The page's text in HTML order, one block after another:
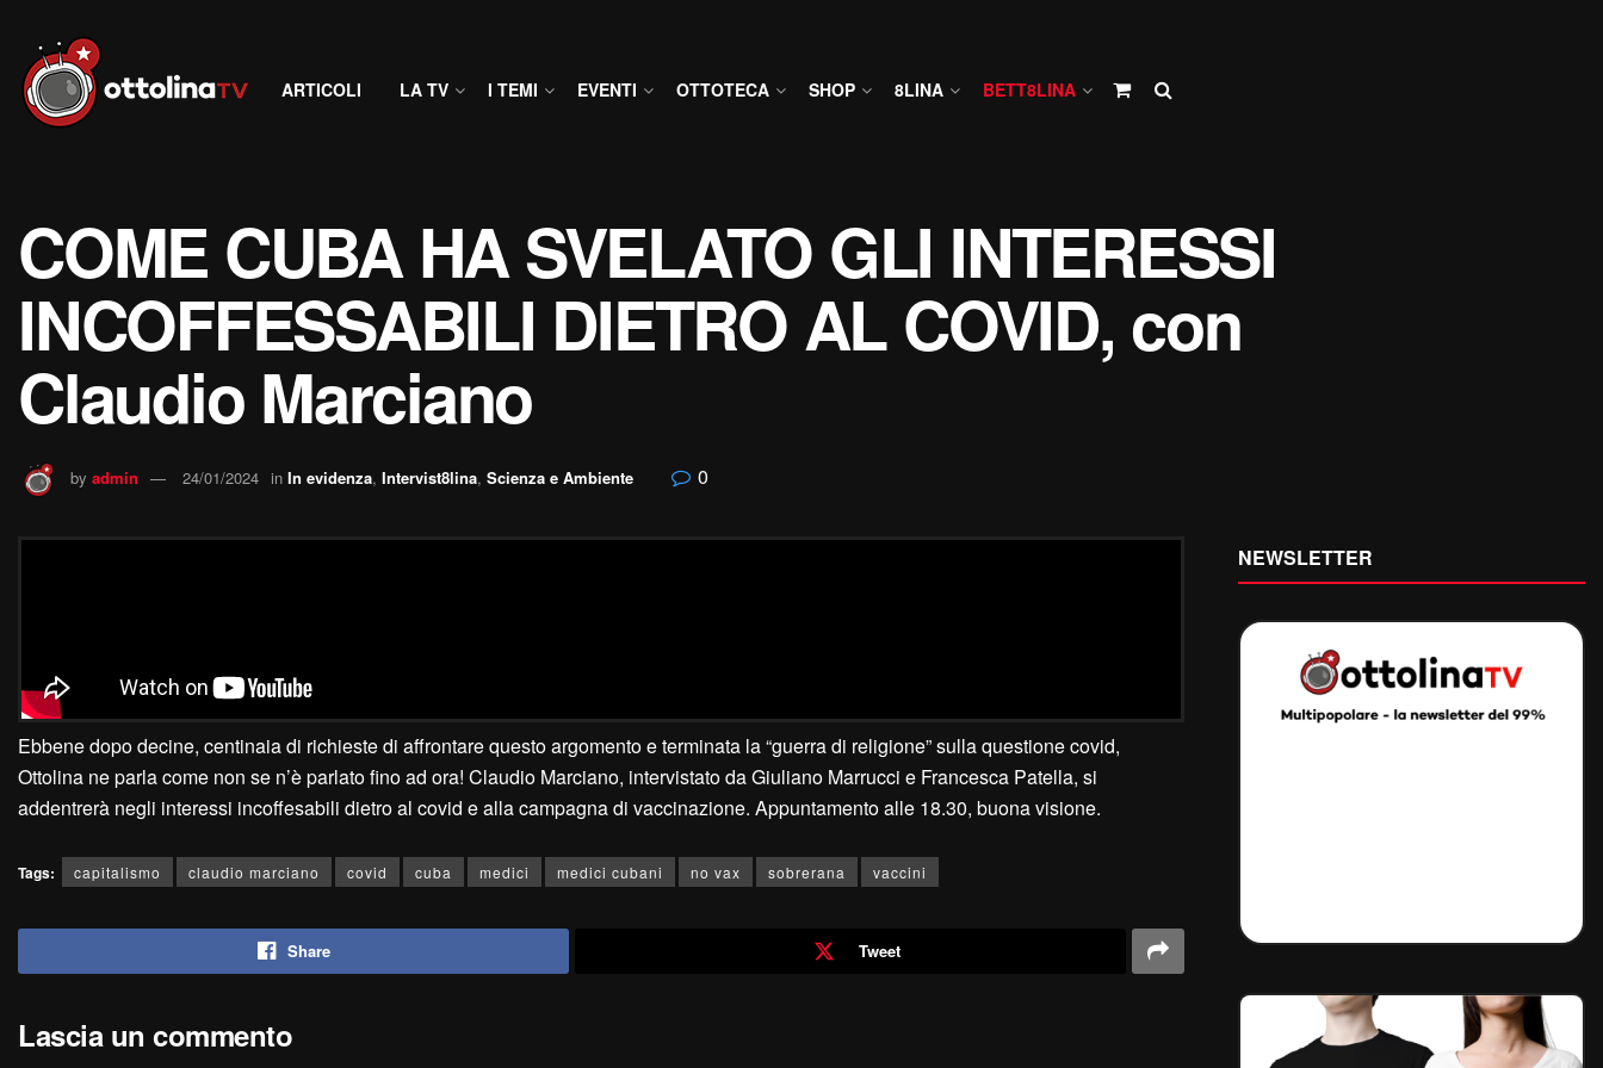
ARTICOLI LA TV I TEMI EVENTI OTTOTECA SHOP 8LINA BETT8LINA
COME CUBA HA SVELATO GLI INTERESSI
INCOFFESSABILI DIETRO AL COVID, con
Claudio Marciano
by admin 24/01/2024 in In evidenza, Intervist8lina, Scienza e Ambiente 0
Ebbene dopo decine, centinaia di richieste di affrontare questo argomento e terminata la “guerra di religione” sulla questione covid,
Ottolina ne parla come non se n’è parlato fino ad ora! Claudio Marciano, intervistato da Giuliano Marrucci e Francesca Patella, si
addentrerà negli interessi incoffesabili dietro al covid e alla campagna di vaccinazione. Appuntamento alle 18.30, buona visione.
Tags: capitalismo claudio marciano covid cuba medici medici cubani no vax sobrerana vaccini
Share Tweet
Lascia un commento
NEWSLETTER